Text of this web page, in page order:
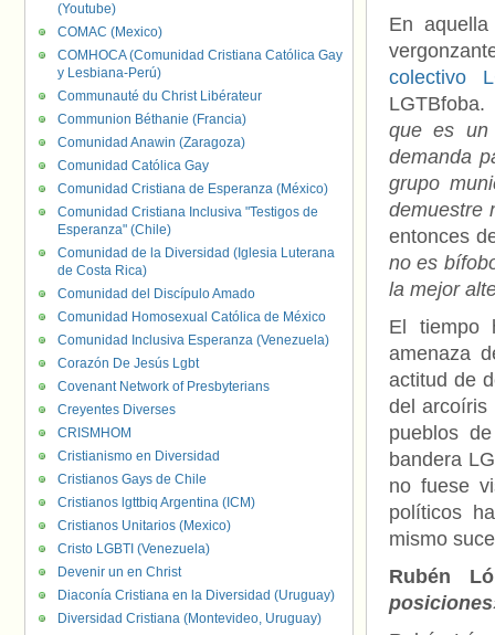
En
colectivo
que es un
demanda
grupo
demuestre
entonces
no es
la mejor
El tiempo
amenaza
actitud de
del arcoíris
pueblos
bandera
no fuese
políticos
mismo
Rubén
(Youtube)
COMAC (Mexico)
COMHOCA (Comunidad Cristiana Católica Gay
y Lesbiana-Perú)
Communauté du Christ Libérateur
Communion Béthanie (Francia)
Comunidad Anawin (Zaragoza)
Comunidad Católica Gay
Comunidad Cristiana de Esperanza (México)
Comunidad Cristiana Inclusiva "Testigos de
Esperanza" (Chile)
Comunidad de la Diversidad (Iglesia Luterana
de Costa Rica)
Comunidad del Discípulo Amado
Comunidad Homosexual Católica de México
Comunidad Inclusiva Esperanza (Venezuela)
Corazón De Jesús Lgbt
Covenant Network of Presbyterians
Creyentes Diverses
CRISMHOM
Cristianismo en Diversidad
Cristianos Gays de Chile
Cristianos lgttbiq Argentina (ICM)
Cristianos Unitarios (Mexico)
Cristo LGBTI (Venezuela)
Devenir un en Christ
Diaconía Cristiana en la Diversidad (Uruguay)
Diversidad Cristiana (Montevideo, Uruguay)